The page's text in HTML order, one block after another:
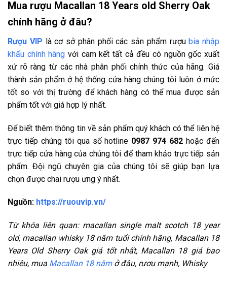
Mua rượu Macallan 18 Years old Sherry Oak
chính hãng ở đâu?
Rượu VIP là cơ sở phân phối các sản phẩm rượubia nhập
khẩu chính hãng với cam kết tất cả đều có nguồn gốc xuất
xứ rõ ràng từ các nhà phân phối chính thức của hãng. Giá
thành sản phẩm ở hệ thống cửa hàng chúng tôi luôn ở mức
tốt so với thị trường để khách hàng có thể mua được sản
phẩm tốt với giá hợp lý nhất.
Để biết thêm thông tin về sản phẩm quý khách có thể liên hệ
trực tiếp chúng tôi qua số hotline 0987 974 682 hoặc đến
trực tiếp cửa hàng của chúng tôi để tham khảo trực tiếp sản
phẩm. Đội ngũ chuyên gia của chúng tôi sẽ giúp bạn lựa
chọn được chai rượu ưng ý nhất.
Nguồn: https://ruouvip.vn/
Từ khóa liên quan: macallan single malt scotch 18 year
old, macallan whisky 18 năm tuổichính hãng, Macallan 18
Years Old Sherry Oak giá tốt nhất, Macallan 18 giá bao
nhiêu, mua Macallan 18 nămở đâu, rươu mạnh, Whisky